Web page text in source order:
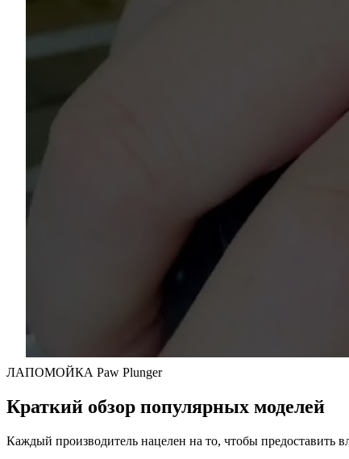
ЛАПОМОЙКА Paw Plunger
Краткий обзор популярных моделей
Каждый производитель нацелен на то, чтобы предоставить